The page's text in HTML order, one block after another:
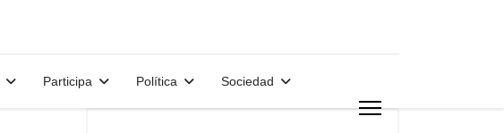
Participa Política Sociedad